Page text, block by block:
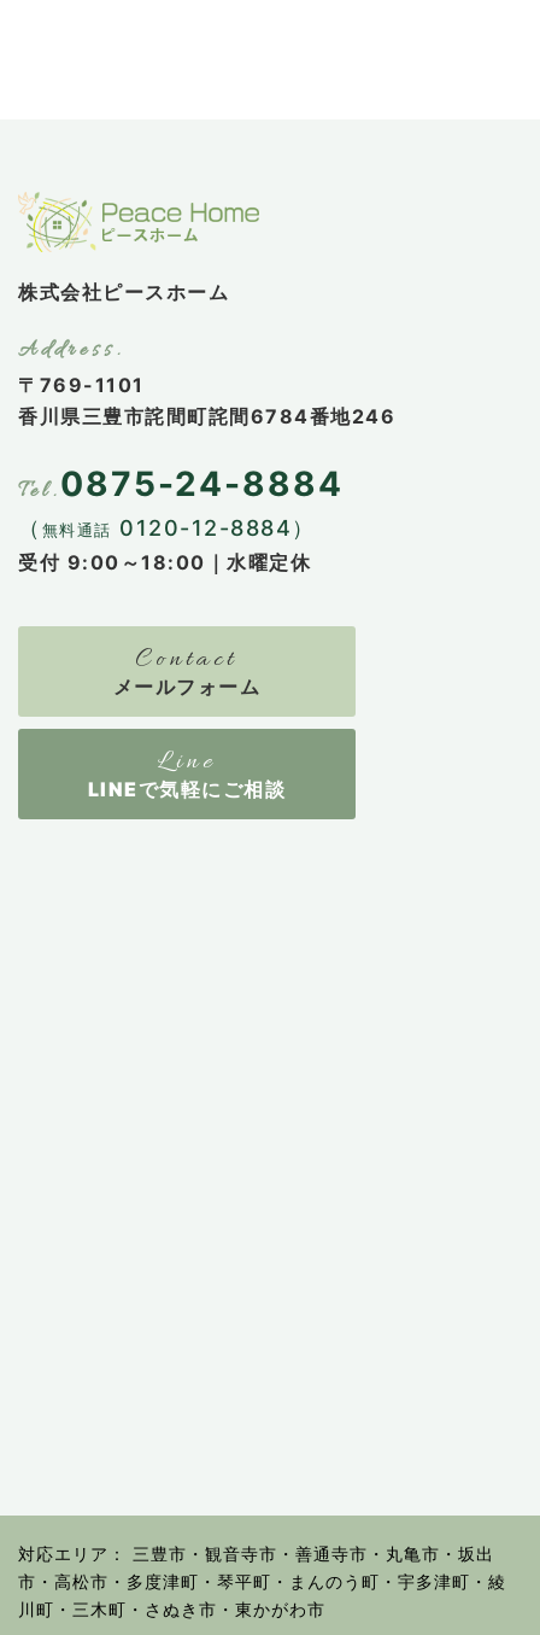
株式会社ピースホーム
〒769-1101
香川県三豊市詫間町詫間6784番地246
0875-24-8884
（ 無料通話 0120-12-8884）
受付 9:00～18:00｜水曜定休
メールフォーム
LINEで気軽にご相談
対応エリア： 三豊市・観音寺市・善通寺市・丸亀市・坂出
市・高松市・多度津町・琴平町・まんのう町・宇多津町・綾
川町・三木町・さぬき市・東かがわ市